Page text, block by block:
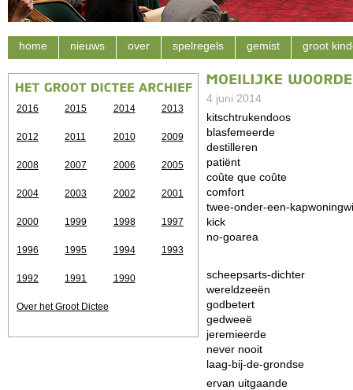
home nieuws over spelregels gemist groot
2016 2015 2014 2013
2012 2011 2010 2009
2008 2007 2006 2005
2004 2003 2002 2001
2000 1999 1998 1997
1996 1995 1994 1993
1992 1991 1990
Over het Groot Dictee
4 juni 2014
kitschtrukendoos
blasfemeerde
destilleren
patiënt
coûte que coûte
comfort
twee-onder-een-
kick
no-goarea
scheepsarts-dichter
wereldzeeën
godbetert
gedweeë
jeremieerde
never nooit
laag-bij-de-grondse
ervan uitgaande